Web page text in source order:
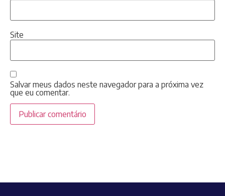
Site
Salvar meus dados neste navegador para a próxima vez
que eu comentar.